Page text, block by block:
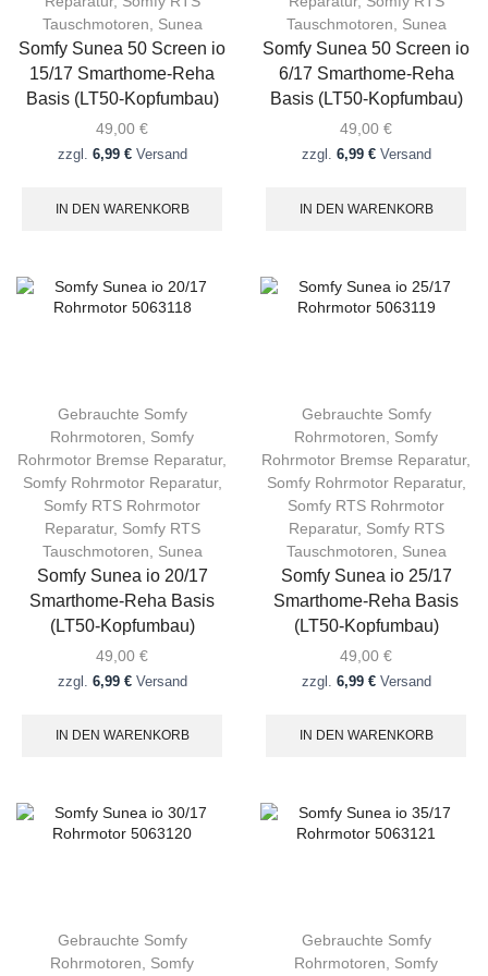
Tauschmotoren, Sunea
Somfy Sunea 50 Screen io
15/17 Smarthome-Reha
Basis (LT50-Kopfumbau)
49,00 €
zzgl. 6,99 €Versand
IN DEN WARENKORB
Tauschmotoren, Sunea
Somfy Sunea 50 Screen io
6/17 Smarthome-Reha
Basis (LT50-Kopfumbau)
49,00 €
zzgl. 6,99 €Versand
IN DEN WARENKORB
Gebrauchte Somfy
Rohrmotoren
Somfy
Rohrmotor Bremse Reparatur,
Somfy Rohrmotor Reparatur,
Somfy RTS Rohrmotor
Reparatur, Somfy RTS
Tauschmotoren
Sunea
Somfy Sunea io 20/17
Smarthome-Reha Basis
(LT50-Kopfumbau)
49,00 €
zzgl. 6,99 €Versand
IN DEN WARENKORB
Gebrauchte Somfy
Rohrmotoren
Somfy
Rohrmotor Bremse Reparatur,
Somfy Rohrmotor Reparatur,
Somfy RTS Rohrmotor
Reparatur, Somfy RTS
Tauschmotoren
Sunea
Somfy Sunea io 25/17
Smarthome-Reha Basis
(LT50-Kopfumbau)
49,00 €
zzgl. 6,99 €Versand
IN DEN WARENKORB
Gebrauchte Somfy
Rohrmotoren
Somfy
Gebrauchte Somfy
Rohrmotoren
Somfy